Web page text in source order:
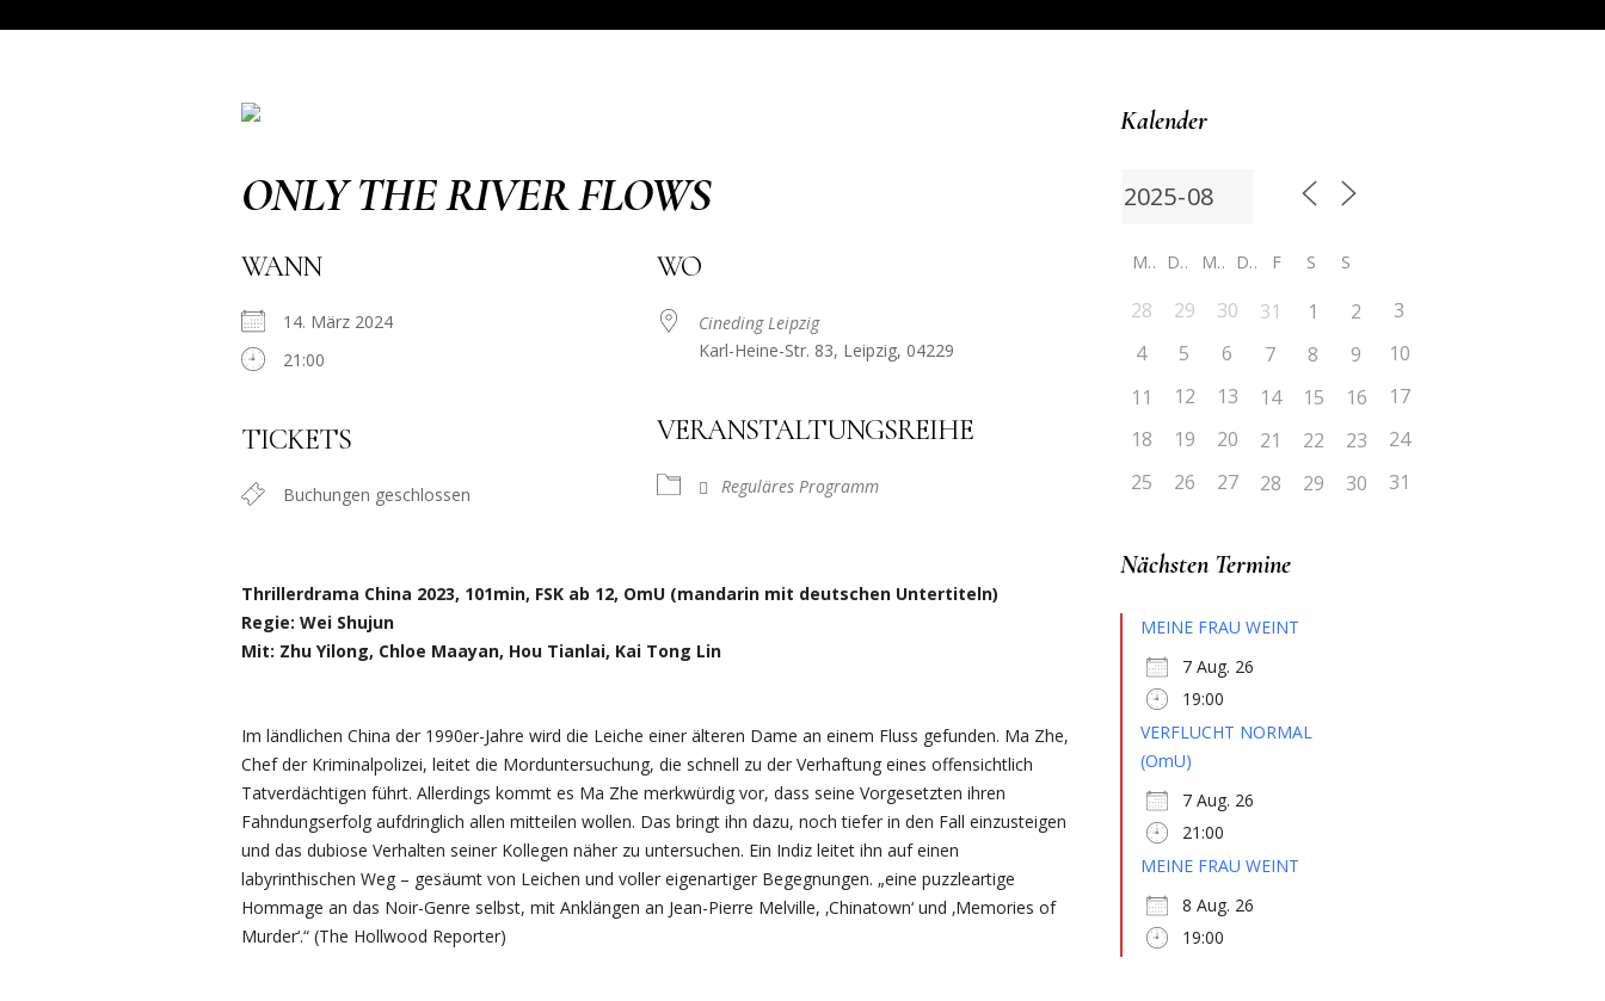
ONLY THE RIVER FLOWS
WANN
14. März 2024
21:00
TICKETS
Buchungen geschlossen
WO
Cineding Leipzig
Karl-Heine-Str. 83, Leipzig, 04229
VERANSTALTUNGSREIHE
Reguläres Programm
Thrillerdrama China 2023, 101min, FSK ab 12, OmU (mandarin mit deutschen Untertiteln)
Regie: Wei Shujun
Mit: Zhu Yilong, Chloe Maayan, Hou Tianlai, Kai Tong Lin
Im ländlichen China der 1990er-Jahre wird die Leiche einer älteren Dame an einem Fluss gefunden. Ma Zhe,
Chef der Kriminalpolizei, leitet die Morduntersuchung, die schnell zu der Verhaftung eines offensichtlich
Tatverdächtigen führt. Allerdings kommt es Ma Zhe merkwürdig vor, dass seine Vorgesetzten ihren
Fahndungserfolg aufdringlich allen mitteilen wollen. Das bringt ihn dazu, noch tiefer in den Fall einzusteigen
und das dubiose Verhalten seiner Kollegen näher zu untersuchen. Ein Indiz leitet ihn auf einen
labyrinthischen Weg – gesäumt von Leichen und voller eigenartiger Begegnungen. „eine puzzleartige
Hommage an das Noir-Genre selbst, mit Anklängen an Jean-Pierre Melville, ‚Chinatown‘ und ‚Memories of
Murder‘.“ (The Hollwood Reporter)
Kalender
M D M D F S S
28 29 30 31 1 2
3
4
5 6 7 8 9
10
11
12 13 14 15 16
17
18
19 20 21 22 23
24
25
26 27 28 29 30 31
Nächsten Termine
MEINE FRAU WEINT
7 Aug. 26
19:00
VERFLUCHT NORMAL
(OmU)
7 Aug. 26
21:00
MEINE FRAU WEINT
8 Aug. 26
19:00